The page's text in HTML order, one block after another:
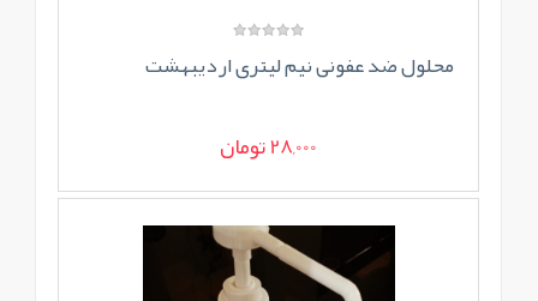
محلول ضد عفونی نیم لیتری اردیبهشت
28,000 تومان